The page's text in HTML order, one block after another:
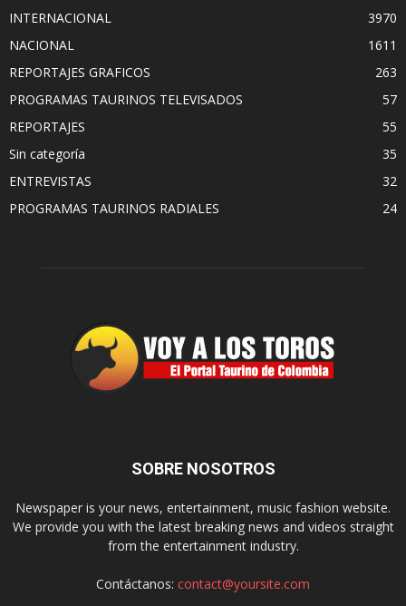
INTERNACIONAL
3970
NACIONAL
1611
REPORTAJES GRAFICOS
263
PROGRAMAS TAURINOS TELEVISADOS
57
REPORTAJES
55
Sin categoría
35
ENTREVISTAS
32
PROGRAMAS TAURINOS RADIALES
24
SOBRE NOSOTROS
Newspaper is your news, entertainment, music fashion website.
We provide you with the latest breaking news and videos straight
from the entertainment industry.
Contáctanos: contact@yoursite.com